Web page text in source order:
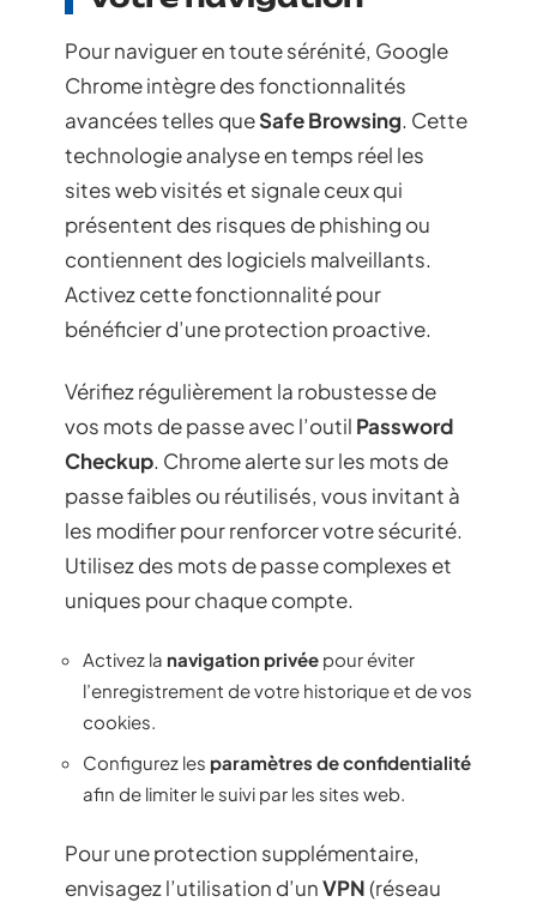
Pour naviguer en toute sérénité, Google
Chrome intègre des fonctionnalités
avancées telles queSafe Browsing. Cette
technologie analyse en temps réel les
sites web visités et signale ceux qui
présentent des risques de phishing ou
contiennent des logiciels malveillants.
Activez cette fonctionnalité pour
bénéficier d’une protection proactive.
Vérifiez régulièrement la robustesse de
vos mots de passe avec l’outil Password
Checkup. Chrome alerte sur les mots de
passe faibles ou réutilisés, vous invitant à
les modifier pour renforcer votre sécurité.
Utilisez des mots de passe complexes et
uniques pour chaque compte.
Activez la navigation privée pour éviter
l’enregistrement de votre historique et de vos
cookies.
Configurez les paramètres de confidentialité
afin de limiter le suivi par les sites web.
Pour une protection supplémentaire,
envisagez l’utilisation d’unVPN(réseau